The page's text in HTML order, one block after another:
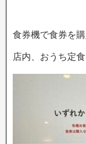
食券機で食券を購
店内、おうち定